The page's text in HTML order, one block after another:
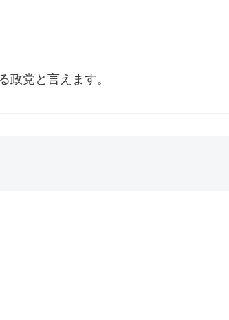
政党と言えます。